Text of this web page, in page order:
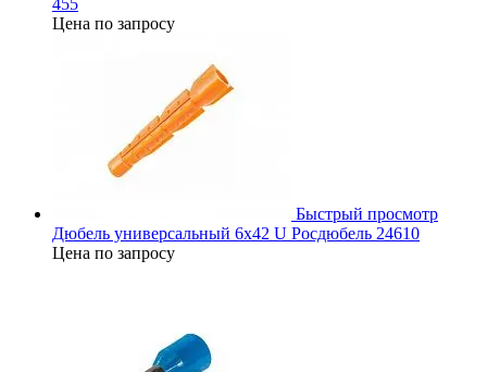
Цена по запросу
Быстрый просмотр
Дюбель универсальный 6х42 U Росдюбель 24610
Цена по запросу